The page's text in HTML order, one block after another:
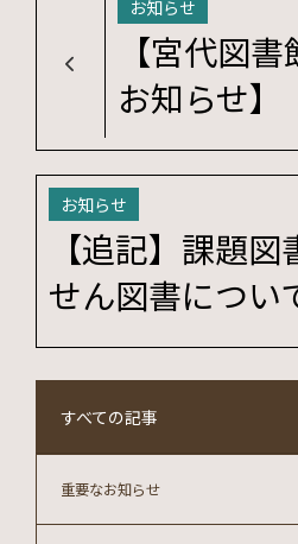
お知らせ
【宮代図
お知らせ】
お知らせ
【追記】課題
せん図書につい
すべての記事
重要なお知らせ